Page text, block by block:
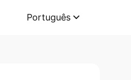
Português